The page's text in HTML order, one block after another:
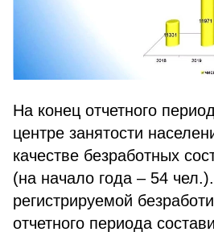
На конец отчетного
центре занятости
качестве безработных
(на начало года – 54
регистрируемой
отчетного периода